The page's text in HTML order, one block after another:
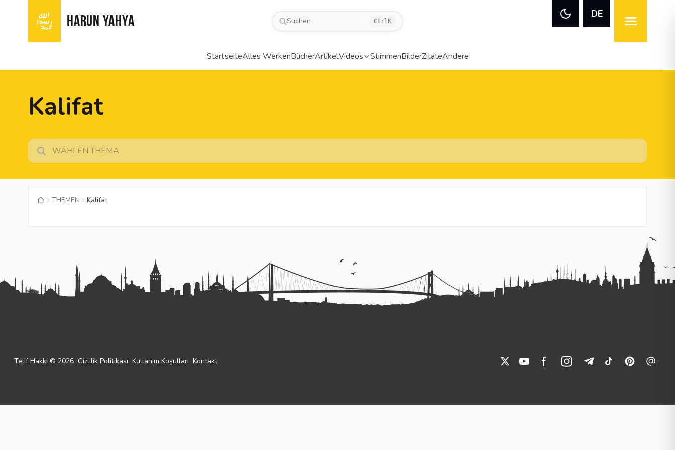
HARUN YAHYA Suchen Ctrl K
DE
StartseiteAlles WerkenBücherArtikelVideos StimmenBilderZitateAndere
Kalifat
THEMEN Kalifat
Telif Hakkı © 2026 Gizlilik Politikası Kullanım Koşulları Kontakt